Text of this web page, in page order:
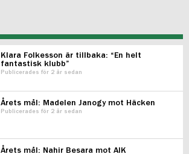
Klara Folkesson är tillbaka: “En helt
fantastisk klubb”
Publicerades för 2 år sedan
Årets mål: Madelen Janogy mot Häcken
Publicerades för 2 år sedan
Årets mål: Nahir Besara mot AIK